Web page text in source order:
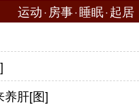
运动·房事·睡眠·起居
养肝[图]